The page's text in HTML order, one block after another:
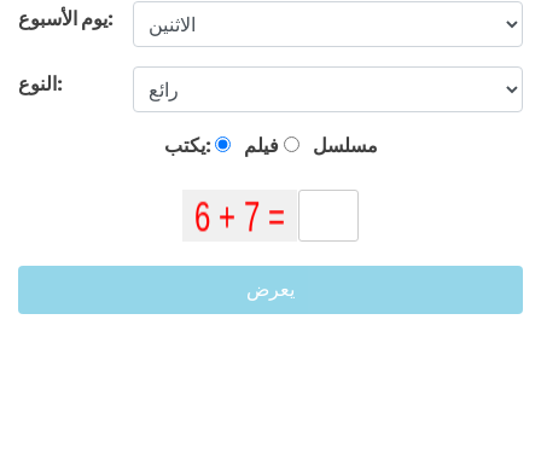
يوم الأسبوع:
النوع:
يكتب: فيلم مسلسل
يعرض